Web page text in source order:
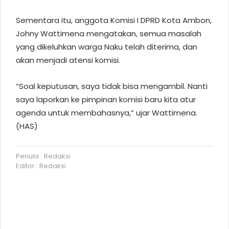
Sementara itu, anggota Komisi I DPRD Kota Ambon,
Johny Wattimena mengatakan, semua masalah
yang dikeluhkan warga Naku telah diterima, dan
akan menjadi atensi komisi.
“Soal keputusan, saya tidak bisa mengambil. Nanti
saya laporkan ke pimpinan komisi baru kita atur
agenda untuk membahasnya,” ujar Wattimena.
(HAS)
Penulis : Redaksi
Editor : Redaksi